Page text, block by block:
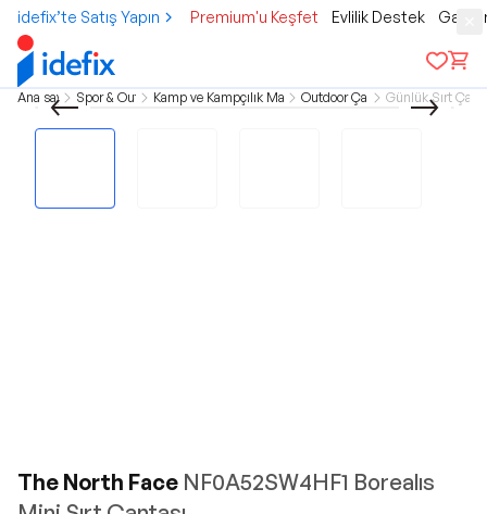
idefix’te Satış Yapın Premium'u Keşfet Evlilik Destek
Ana sayfa Spor & OutdoorKamp ve Kampçılık MalzemeleriOutdoor ÇantalarGünlük Sırt
The North Face NF0A52SW4HF1 Borealıs